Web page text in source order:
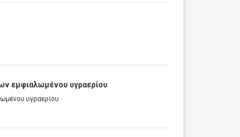
εμφιαλωμένου υγραερίου
υγραερίου